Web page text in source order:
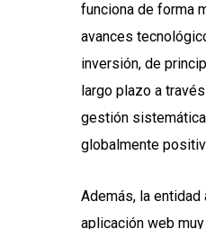
funciona de forma
avances
inversión, de
largo plazo a
gestión
globalmente
Además, la
aplicación web